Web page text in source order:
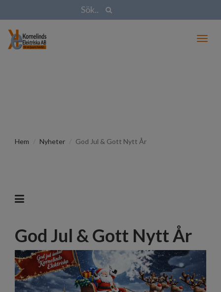
Hem Nyheter God Jul & Gott Nytt År
God Jul & Gott Nytt År